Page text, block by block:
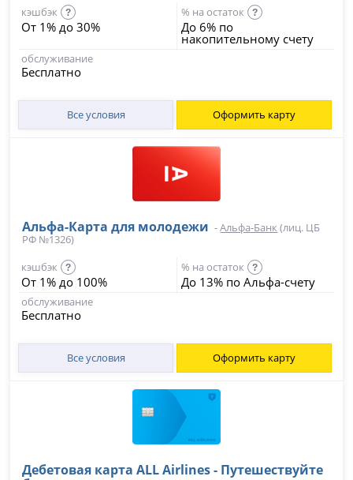
кэшбэк
?
От 1% до 30%
% на остаток ?
До 6% по
накопительному счету
обслуживание
Бесплатно
Все условия Оформить карту
Альфа-Карта для молодежи -Альфа-Банк (лиц. ЦБ
РФ №1326)
кэшбэк
?
От 1% до 100%
% на остаток ?
До 13% по Альфа-счету
обслуживание
Бесплатно
Все условия Оформить карту
Дебетовая карта ALL Airlines - Путешествуйте